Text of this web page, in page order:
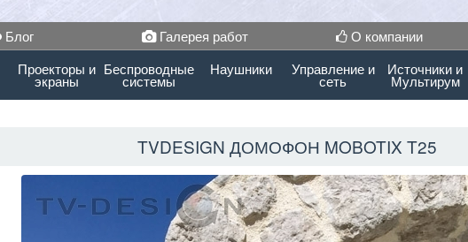
Блог Галерея работ О компании
Проекторы и
экраны
Беспроводные
системы
Наушники Управление и
сеть
Источники и
Мультирум
TVDESIGN ДОМОФОН MOBOTIX T25